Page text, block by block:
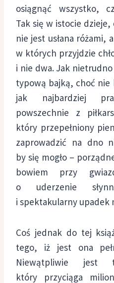
osiągnąć wszystko,
Tak się w istocie
nie jest usłana różami,
w których przyjdzie
i nie dwa. Jak
typową bajką, choć
jak najbardziej
powszechnie z
który przepełniony
zaprowadzić na dno
by się mogło –
bowiem przy
o uderzenie
i spektakularny upadek
Coś jednak do tej
tego, iż jest ona
Niewątpliwie jest
który przyciąga